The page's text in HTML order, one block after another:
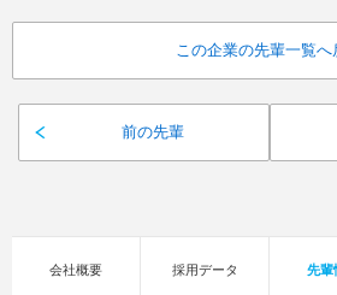
前の先輩
この企業の先輩一覧へ
会社概要 採用データ 先輩